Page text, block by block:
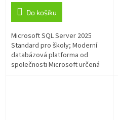
Do košíku
Microsoft SQL Server 2025
Standard pro školy; Moderní
databázová platforma od
společnosti Microsoft určená